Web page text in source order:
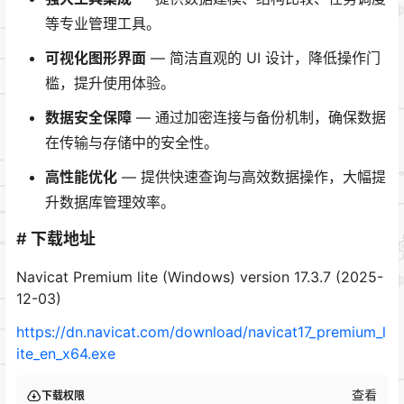
等专业管理工具。
可视化图形界面 — 简洁直观的 UI 设计，降低操作门
槛，提升使用体验。
数据安全保障 — 通过加密连接与备份机制，确保数据
在传输与存储中的安全性。
高性能优化 — 提供快速查询与高效数据操作，大幅提
升数据库管理效率。
# 下载地址
Navicat Premium lite (Windows) version 17.3.7 (2025-
12-03)
https://dn.navicat.com/download/navicat17_premium_l
ite_en_x64.exe
下载权限 查看